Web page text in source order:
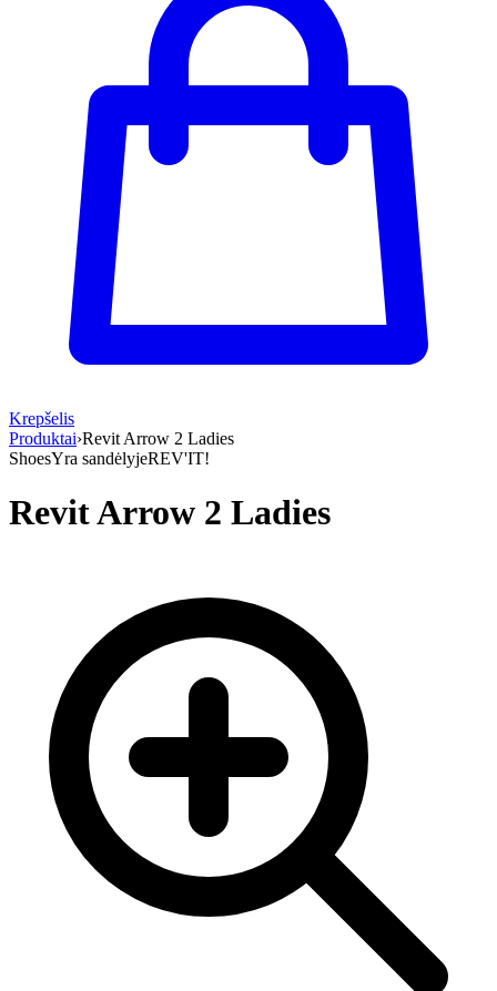
Krepšelis
Produktai›Revit Arrow 2 Ladies
ShoesYra sandėlyjeREV'IT!
Revit Arrow 2 Ladies